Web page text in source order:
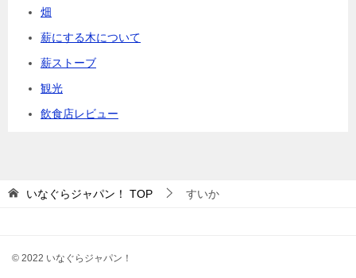
畑
薪にする木について
薪ストーブ
観光
飲食店レビュー
いなぐらジャパン！ TOP すいか
© 2022 いなぐらジャパン！